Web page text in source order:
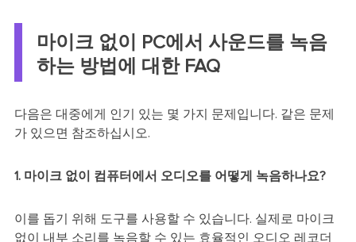
마이크 없이 PC에서 사운드를 녹음
하는 방법에 대한 FAQ
다음은 대중에게 인기 있는 몇 가지 문제입니다. 같은 문제
가 있으면 참조하십시오.
1. 마이크 없이 컴퓨터에서 오디오를 어떻게 녹음하나요?
이를 돕기 위해 도구를 사용할 수 있습니다. 실제로 마이크
없이 내부 소리를 녹음할 수 있는 효율적인 오디오 레코더